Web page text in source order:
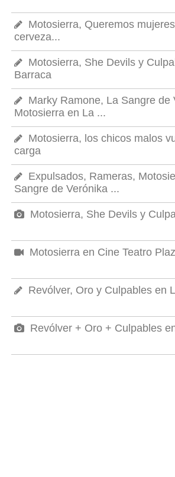
Motosierra, Queremos
cerveza...
Motosierra, She Devils y
Barraca
Marky Ramone, La Sangre de
Motosierra en La ...
Motosierra, los chicos malos
carga
Expulsados, Rameras,
Sangre de Verónika ...
Motosierra, She Devils y
Motosierra en Cine Teatro
Revólver, Oro y Culpables en
Revólver + Oro + Culpables